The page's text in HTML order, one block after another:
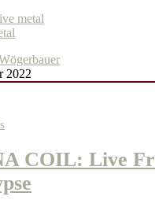
metal
2022
COIL: Live